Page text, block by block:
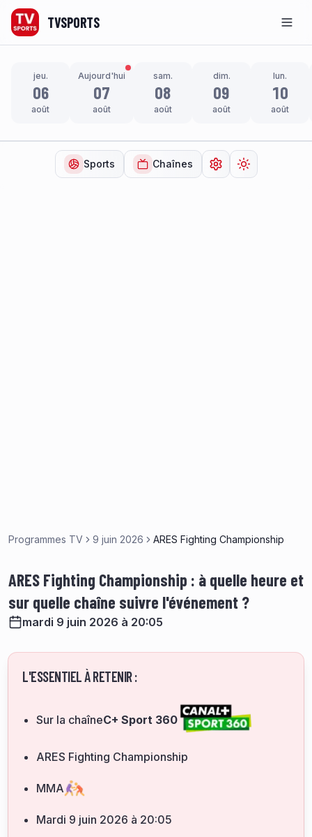
TVSPORTS
jeu.
06
août
Aujourd'hui
07
août
sam.
08
août
dim.
09
août
lun.
10
août
Sports Chaînes Ouvrir lesChanger de
Programmes TV 9 juin 2026 ARES Fighting Championship
ARES Fighting Championship : à quelle heure et
sur quelle chaîne suivre l'événement ?
mardi 9 juin 2026 à 20:05
L'ESSENTIEL À RETENIR :
Sur la chaîneC+ Sport 360
ARES Fighting Championship
MMA
mardi 9 juin 2026 à 20:05